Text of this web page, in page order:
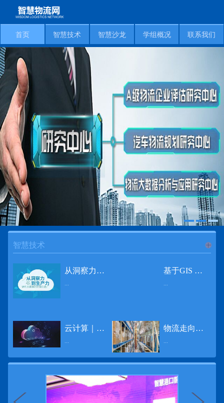
首页 智慧技术 智慧沙龙 学组概况 联系我们
智慧技术
从洞察力到生产力 伊利大数据的价值创造
...
基于GIS 的小城市交通网络分析研究
...
云计算｜边缘计算将为物联网行业带来巨大增长
...
物流走向未来的“魔法师”
...